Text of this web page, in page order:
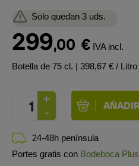
Solo quedan 3 uds.
299,00 € IVA incl.
Botella de 75 cl. | 398,67 € / Litro
24-48h península
Portes gratis con Bodeboca Plus